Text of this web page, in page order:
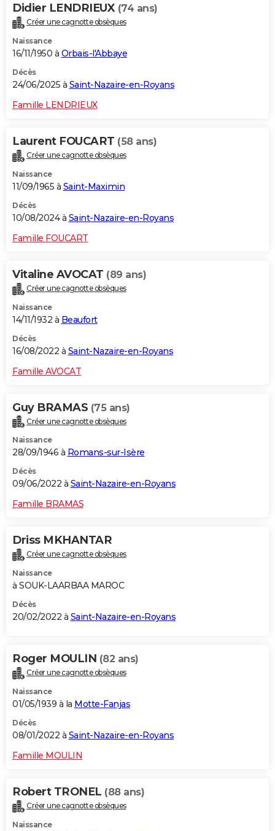
Dictionnaire
Biographies
Citations
Expressions
Proverbes
PROGRAMME TV
COPAINS D'AVANT
S'inscrire
Se connecter
Lycées
Collèges
Primaires
Universités
Entreprises
Service militaire
Avis de recherche
AVIS DE DÉCÈS
Didier LENDRIEUX (74 ans)
Créer une cagnotte obsèques
Naissance
16/11/1950 à Orbais-l'Abbaye
Décès
24/06/2025 à Saint-Nazaire-en-Royans
Famille LENDRIEUX
Laurent FOUCART (58 ans)
Créer une cagnotte obsèques
Naissance
11/09/1965 à Saint-Maximin
Décès
10/08/2024 à Saint-Nazaire-en-Royans
Famille FOUCART
Vitaline AVOCAT (89 ans)
Créer une cagnotte obsèques
Naissance
14/11/1932 à Beaufort
Décès
16/08/2022 à Saint-Nazaire-en-Royans
Famille AVOCAT
Guy BRAMAS (75 ans)
Créer une cagnotte obsèques
Naissance
28/09/1946 à Romans-sur-Isère
Décès
09/06/2022 à Saint-Nazaire-en-Royans
Famille BRAMAS
Driss MKHANTAR
Créer une cagnotte obsèques
Naissance
à SOUK-LAARBAA MAROC
Décès
20/02/2022 à Saint-Nazaire-en-Royans
Roger MOULIN (82 ans)
Créer une cagnotte obsèques
Naissance
01/05/1939 à la Motte-Fanjas
Décès
08/01/2022 à Saint-Nazaire-en-Royans
Famille MOULIN
Robert TRONEL (88 ans)
Créer une cagnotte obsèques
Naissance